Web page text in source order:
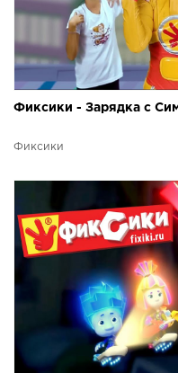
Фиксики - Зарядка с
Фиксики